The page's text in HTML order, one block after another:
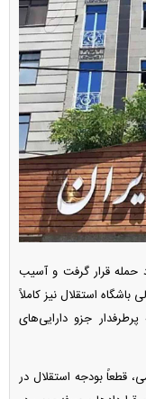
حمله قرار گرفت و آسیب
استقلال نیز کاملاً
جزو دارایی‌های
قطعاً بودجه استقلال در